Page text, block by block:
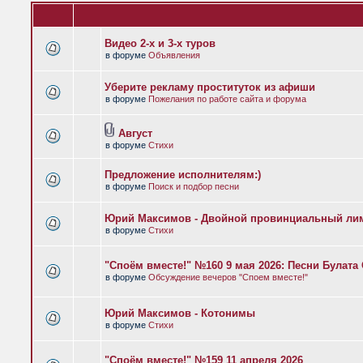
Видео 2-х и 3-х туров
в форуме Объявления
Уберите рекламу проституток из афиши
в форуме Пожелания по работе сайта и форума
Август
в форуме Стихи
Предложение исполнителям:)
в форуме Поиск и подбор песни
Юрий Максимов - Двойной провинциальный
в форуме Стихи
"Споём вместе!" №160 9 мая 2026: Песни
в форуме Обсуждение вечеров "Споем вместе!"
Юрий Максимов - Котонимы
в форуме Стихи
"Споём вместе!" №159 11 апреля 2026